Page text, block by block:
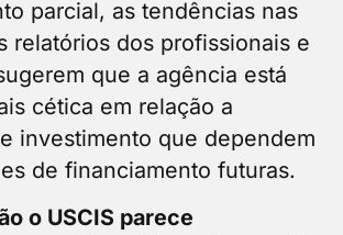
parcial, as tendências nas
relatórios dos profissionais e
que a agência está
cética em relação a
investimento que dependem
de financiamento futuras.
o USCIS parece